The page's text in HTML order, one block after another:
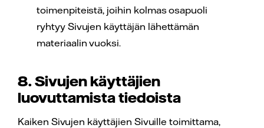
toimenpiteistä, joihin kolmas osapuoli
ryhtyy Sivujen käyttäjän lähettämän
materiaalin vuoksi.
8. Sivujen käyttäjien
luovuttamista tiedoista
Kaiken Sivujen käyttäjien Sivuille toimittama,